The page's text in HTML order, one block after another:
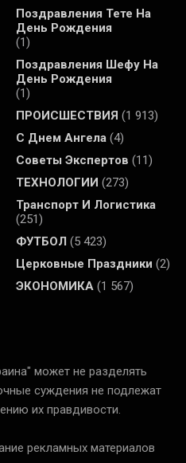
Поздравления Тете На
День Рождения
(1)
Поздравления Шефу На
День Рождения
(1)
ПРОИСШЕСТВИЯ (1 913)
С Днем Ангела (4)
Советы Экспертов (11)
ТЕХНОЛОГИИ (273)
Транспорт И Логистика
(251)
ФУТБОЛ (5 423)
Церковные Праздники (2)
ЭКОНОМИКА (1 567)
может не разделять
суждения не подлежат
их правдивости.
рекламных материалов